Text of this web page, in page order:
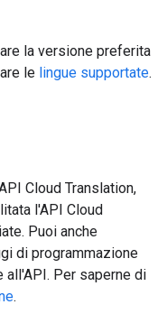
la versione preferita
le lingue supportate.
Cloud Translation,
l'API Cloud
Puoi anche
di programmazione
all'API. Per saperne di
.